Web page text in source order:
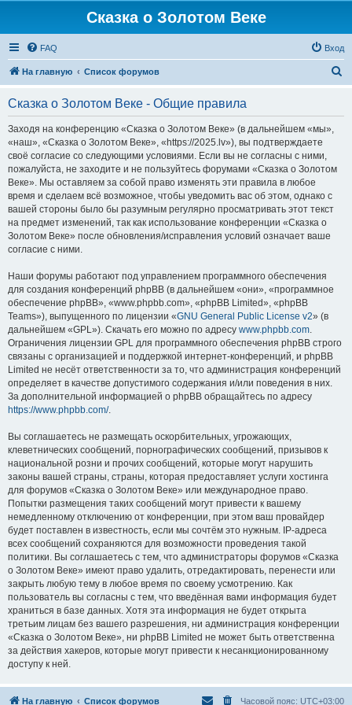
Сказка о Золотом Веке
FAQ Вход
На главную Список форумов
Сказка о Золотом Веке - Общие правила
Заходя на конференцию «Сказка о Золотом Веке» (в дальнейшем «мы»,
«наш», «Сказка о Золотом Веке», «https://2025.lv»), вы подтверждаете
своё согласие со следующими условиями. Если вы не согласны с ними,
пожалуйста, не заходите и не пользуйтесь форумами «Сказка о Золотом
Веке». Мы оставляем за собой право изменять эти правила в любое
время и сделаем всё возможное, чтобы уведомить вас об этом, однако с
вашей стороны было бы разумным регулярно просматривать этот текст
на предмет изменений, так как использование конференции «Сказка о
Золотом Веке» после обновления/исправления условий означает ваше
согласие с ними.
Наши форумы работают под управлением программного обеспечения
для создания конференций phpBB (в дальнейшем «они», «программное
обеспечение phpBB», «www.phpbb.com», «phpBB Limited», «phpBB
Teams»), выпущенного по лицензии «GNU General Public License v2» (в
дальнейшем «GPL»). Скачать его можно по адресу www.phpbb.com.
Ограничения лицензии GPL для программного обеспечения phpBB строго
связаны с организацией и поддержкой интернет-конференций, и phpBB
Limited не несёт ответственности за то, что администрация конференций
определяет в качестве допустимого содержания и/или поведения в них.
За дополнительной информацией о phpBB обращайтесь по адресу
https://www.phpbb.com/.
Вы соглашаетесь не размещать оскорбительных, угрожающих,
клеветнических сообщений, порнографических сообщений, призывов к
национальной розни и прочих сообщений, которые могут нарушить
законы вашей страны, страны, которая предоставляет услуги хостинга
для форумов «Сказка о Золотом Веке» или международное право.
Попытки размещения таких сообщений могут привести к вашему
немедленному отключению от конференции, при этом ваш провайдер
будет поставлен в известность, если мы сочтём это нужным. IP-адреса
всех сообщений сохраняются для возможности проведения такой
политики. Вы соглашаетесь с тем, что администраторы форумов «Сказка
о Золотом Веке» имеют право удалить, отредактировать, перенести или
закрыть любую тему в любое время по своему усмотрению. Как
пользователь вы согласны с тем, что введённая вами информация будет
храниться в базе данных. Хотя эта информация не будет открыта
третьим лицам без вашего разрешения, ни администрация конференции
«Сказка о Золотом Веке», ни phpBB Limited не может быть ответственна
за действия хакеров, которые могут привести к несанкционированному
доступу к ней.
На главную Список форумов Часовой пояс: UTC+03:00